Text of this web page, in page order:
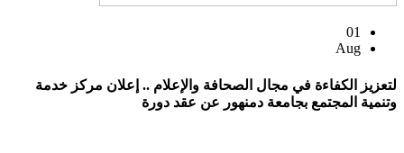
01
Aug
لتعزيز الكفاءة في مجال الصحافة والإعلام .. إعلان مركز خدمة
وتنمية المجتمع بجامعة دمنهور عن عقد دورة